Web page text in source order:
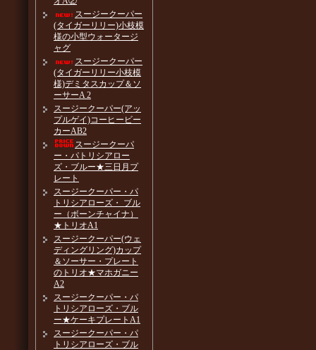
スージークーパー
(タイガーリリー)小枝模
様の小型ウォータージ
ャグ
スージークーパー
(タイガーリリー小枝模
様)デミタスカップ＆ソ
ーサーA 2
スージークーパー(アッ
プルゲイ)コーヒービー
カーAB2
スージークーパ
ー・パトリシアロー
ズ・ブルー★三日月プ
レート
スージークーパー・パ
トリシアローズ・ ブル
ー（ボーンチャイナ）
★トリオA1
スージークーパー(ウェ
ディングリング)カップ
＆ソーサー・プレート
のトリオ★マホガニー
A2
スージークーパー・パ
トリシアローズ・ブル
ー★ケーキプレートA1
スージークーパー・パ
トリシアローズ・ブル